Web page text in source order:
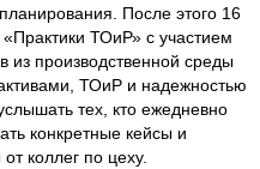
После этого 16
ТОиР» с участием
из производственной среды
ТОиР и надежностью
тех, кто ежедневно
конкретные кейсы и
коллег по цеху.